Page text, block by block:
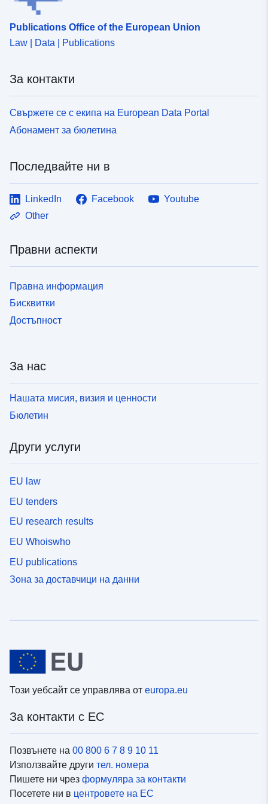
Publications Office of the European Union
Law | Data | Publications
За контакти
Свържете се с екипа на European Data Portal
Абонамент за бюлетина
Последвайте ни в
LinkedIn Facebook
Youtube
Other
Правни аспекти
Правна информация
Бисквитки
Достъпност
За нас
Нашата мисия, визия и ценности
Бюлетин
Други услуги
EU law
EU tenders
EU research results
EU Whoiswho
EU publications
Зона за доставчици на данни
Този уебсайт се управлява от europa.eu
За контакти с ЕС
Позвънете на 00 800 6 7 8 9 10 11
Използвайте други тел. номера
Пишете ни чрез формуляра за контакти
Посетете ни в центровете на ЕС